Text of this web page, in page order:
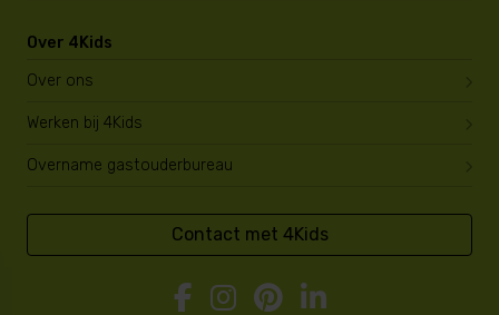
Over 4Kids
Over ons
Werken bij 4Kids
Overname gastouderbureau
Contact met 4Kids